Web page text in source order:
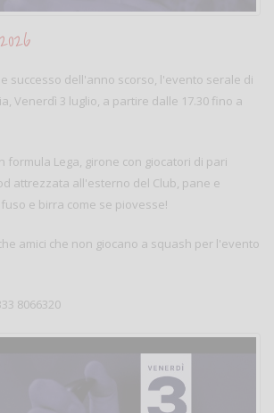
successo dell'anno scorso, l'evento serale di
Venerdì 3 luglio, a partire dalle 17.30 fino a
formula Lega, girone con giocatori di pari
attrezzata all'esterno del Club, pane e
e birra come se piovesse!
amici che non giocano a squash per l'evento
8066320